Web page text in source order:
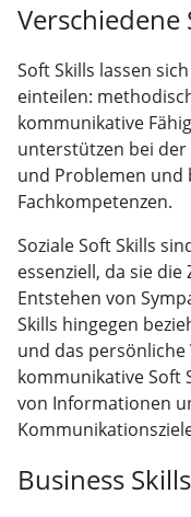
Verschiedene
Soft Skills lassen
einteilen:
kommunikative
unterstützen bei der
und Problemen und
Fachkompetenzen.
Soziale Soft Skills
essenziell, da sie
Entstehen von
Skills hingegen
und das
kommunikative Soft
von Informationen
Business Skills